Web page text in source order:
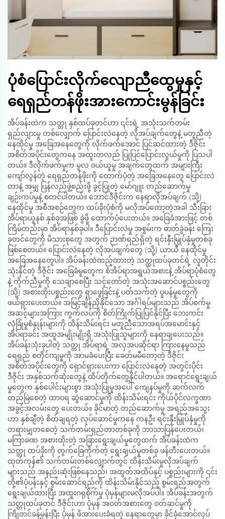
ပုံစံပြောင်းလိုက်လျောညီထွေမှုနှင့်
ရေရှည်တန်ဖိုးအားကောင်းမွန်ခြင်း
အိပ်ခန်းထဲက သတ္တု နှစ်ထပ်ခုတင်ဟာ ၎င်းရဲ့ အသုံးသက်တမ်း
ရှည်လျားမှု တစ်လျှောက် ပြောင်းလဲနေတဲ့ လိုအပ်ချက်တွေနဲ့ မတူညီတဲ့
နေထိုင်မှု အခြေအနေတွေကို လိုက်ဖက်အောင် ပြင်ဆင်ထားတဲ့ ဒီဇိုင်း
အစိတ်အပိုင်းတွေကနေ အထူးတလည် ပြုပြင်ပြောင်းလွယ်မှုကို ပြသပါ
တယ်။ ဒီလိုက်ဖက်မှုက မူလ ဝယ်ယူမှု အချက်တွေထက် အများကြီး
ကျော်လွန်တဲ့ ရေရှည်တန်ဖိုးကို ထောက်ပံ့တဲ့ အခြေအနေတွေ ပြောင်းလဲ
တာနဲ့ အမျှ ပြန်လည်ဖွဲ့စည်းဖို့ ခွင့်ပြုတဲ့ မော်ဂျူး တည်ဆောက်မှု
ချဉ်းကပ်မှုနဲ့ စတင်ပါတယ်။ ဘောင်ဒီဇိုင်းက နေရာလိုအပ်ချက် (သို့)
နေထိုင်မှု အစီအစဉ်တွေက ထပ်ခိုးပုံစံကို မလိုအပ်တော့တဲ့အခါ သီးခြား
အိပ်ရာယူနစ် နှစ်ခုအဖြစ် ခွဲဖို့ ထောက်ပံ့ပေးတယ်။ အခြေခံအားဖြင့် တစ်
ကြိမ်တည်းမှာ အိပ်ရာနှစ်ခုပါ။ ဒီပြောင်းလဲမှု အစွမ်းက ဓာတ်ခွဲခန်း ကြေး
ခုတင်တွေကို မိသားစုတွေ အတွက် ဉာဏ်ရည်ရှိတဲ့ ရင်းနှီးမြှုပ်နှံမှုတစ်ခု
ဖြစ်စေတယ်။ ပြောင်းလဲနေတဲ့ လိုအပ်ချက်တွေ (သို့) ယာယီ နေထိုင်မှု
အခြေအနေတွေပါ။ အိပ်ခန်းထဲထည့်ထားတဲ့ သတ္တုထပ်ခုတင်ရဲ့ လူတိုင်း
သုံးနိုင်တဲ့ ဒီဇိုင်း အခြေခံမူတွေက စံအိပ်ရာအရွယ်အစားနဲ့ အိပ်ရာပုံစံတွေ
နဲ့ ကိုက်ညီမှုကို သေချာစေပြီး သင့်တော်တဲ့ အသုံးအဆောင်ပစ္စည်းတွေ
(သို့) အစားထိုးပစ္စည်းတွေ ရှာဖွေခြင်းနဲ့ ပတ်သက်တဲ့ ပူပန်မှုတွေကို
ဖယ်ရှားပေးတယ်။ အမြင့်ချိန်ညှိနိုင်သော အင်္ဂါရပ်များသည် အိပ်စက်မှု
အဆင့်များအကြား ကွက်လပ်ကို စိတ်ကြိုက်ပြုပြင်နိုင်ပြီး ဘေးကင်း
လုံခြုံမှုစံနှုန်းများကို ထိန်းသိမ်းရင်း မတူညီသောအရပ်အမောင်းနှင့်
အိပ်ရာခင်း အထူအမျိုးမျိုးရှိ အသုံးပြုသူများကို နေရာချပေးသည်။
အိပ်ခန်းသုံးခုပါတဲ့ သတ္တု အိပ်ရာရဲ့ အလှအပဆိုင်ရာ ကြားနေမှုသည်
ရေရှည် စတိုင်ကျမှုကို အာမခံပေးပြီး ခေတ်မမီတော့တဲ့ ဒီဇိုင်း
အစိတ်အပိုင်းတွေကို ရှောင်ရှားပေးကာ ပြောင်းလဲနေတဲ့ အတွင်းပိုင်း
ဒီဇိုင်း အနှစ်သက်ဆုံးတွေနဲ့ ထိပ်တိုက်တွေ့နိုင်ပါတယ်။ အရောင်ရွေးချယ်
မှုတွေက နှစ်ပေါင်းများစွာ အသုံးပြုမှုအပေါ် ကျေနပ်မှုကို ဆက်လက်
တည်မြဲစေတဲ့ ထာဝရ ဆွဲဆောင်မှုကို ထိန်းသိမ်းရင်း ကိုယ်ပိုင်လက္ခဏာ
အခွင့်အလမ်းတွေ ပေးတယ်။ ခိုင်မာတဲ့ တည်ဆောက်မှု အရည်အသွေး
ဟာ နှစ်ချီတဲ့ စိတ်ချရတဲ့ လုပ်ဆောင်မှုကနေ ကနဦး ရင်းနှီးမြှုပ်နှံမှုကို
တရားမျှတစေတဲ့ သက်တမ်းရှည်တာတစ်ခုကို ဘာသာပြန်ပေးတယ်၊
မကြာခဏ အစားထိုးတဲ့ အခြားရွေးချယ်မှုတွေထက် အိပ်ခန်းထဲက
သတ္တု ထပ်ခိုးကို တွက်ခြေကိုက်တဲ့ ရွေးချယ်မှုတစ်ခု ဖန်တီးပေးတယ်။
ထုတ်ကုန်၏ သက်တမ်းတစ်လျှောက်တွင် ထိန်းသိမ်းမှုလိုအပ်ချက်
များသည် အနည်းဆုံးဖြစ်နေသည်၊ အထွတ်အထိပ်နှင့် ပစ္စည်းများကို ၎င်း
တို့၏ပုံပန်းနှင့် စွမ်းဆောင်ရည်ကို ထိန်းသိမ်းနိုင်သည့် စွမ်းရည်အတွက်
ရွေးချယ်ထားပြီး အထူးဂရုစိုက်မှု ပုံမှန်များမလိုအပ်ပါ။ အိပ်ခန်းအတွက်
သတ္တုထပ်ခုတင် ဒီဇိုင်းဟာ ပုံမှန် အဝတ်အစားတွေ ဝတ်ဆင်မှုကို
ကြိုတင်ခန့်မှန်းပြီး ပုံမှန် ဖိအားပေးခံရတဲ့ နေရာတွေမှာ ခိုင်ခံ့အောင်လုပ်